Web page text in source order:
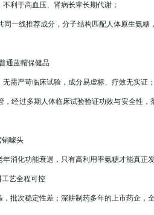
利于高血压、肾病长辈长期代谢；
一线推荐成分，分子结构匹配人体原生氨糖
通蓝帽保健品
需严苛临床试验，成分易虚标、疗效无实证
经过多期人体临床试验验证功效与安全性
噱头
消化功能衰退，只有高利用率氨糖才能真正
艺全程可控
批次稳定性差；深耕制药多年的上市药企，